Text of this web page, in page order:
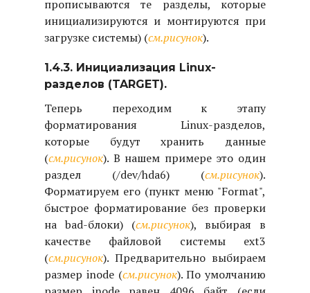
прописываются те разделы, которые
инициализируются и монтируются при
загрузке системы) (см.рисунок).
1.4.3. Инициализация Linux-
разделов (TARGET).
Теперь переходим к этапу
форматирования Linux-разделов,
которые будут хранить данные
(см.рисунок). В нашем примере это один
раздел (/dev/hda6) (см.рисунок).
Форматируем его (пункт меню "Format",
быстрое форматирование без проверки
на bad-блоки) (см.рисунок), выбирая в
качестве файловой системы ext3
(см.рисунок). Предварительно выбираем
размер inode (см.рисунок). По умолчанию